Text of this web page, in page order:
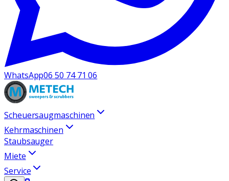
WhatsApp06 50 74 71 06
Scheuersaugmaschinen
Kehrmaschinen
Staubsauger
Miete
Service